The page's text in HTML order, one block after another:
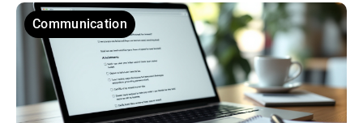
Communication